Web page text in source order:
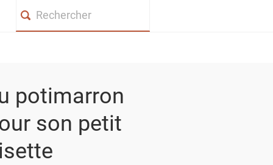
potimarron
son petit